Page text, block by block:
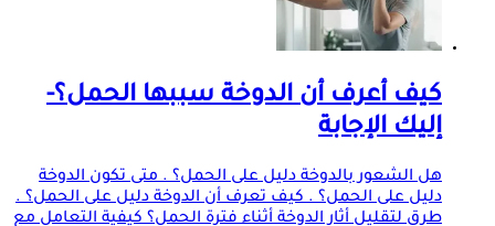
كيف أعرف أن الدوخة سببها الحمل؟-
إليك الإجابة
هل الشعور بالدوخة دليل على الحمل؟ . متى تكون الدوخة
دليل على الحمل؟ . كيف تعرف أن الدوخة دليل على الحمل؟ .
طرق لتقليل أثار الدوخة أثناء فترة الحمل؟ كيفية التعامل مع